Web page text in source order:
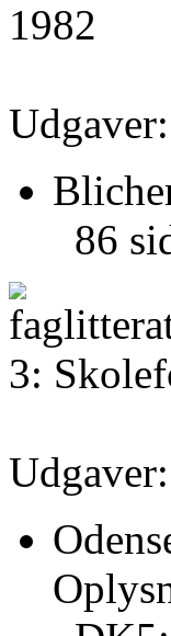
1982
Udgaver:
86
3:
Udgaver: